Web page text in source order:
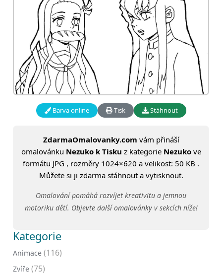
Barva online Tisk Stáhnout
ZdarmaOmalovanky.com vám přináší
omalovánku Nezuko k Tisku z kategorie Nezukove
formátu JPG , rozměry 1024×620 a velikost: 50 KB .
Můžete si ji zdarma stáhnout a vytisknout.
Omalování pomáhá rozvíjet kreativitu a jemnou
motoriku dětí. Objevte další omalovánky v sekcích níže!
Kategorie
Animace (116)
Zvíře (75)